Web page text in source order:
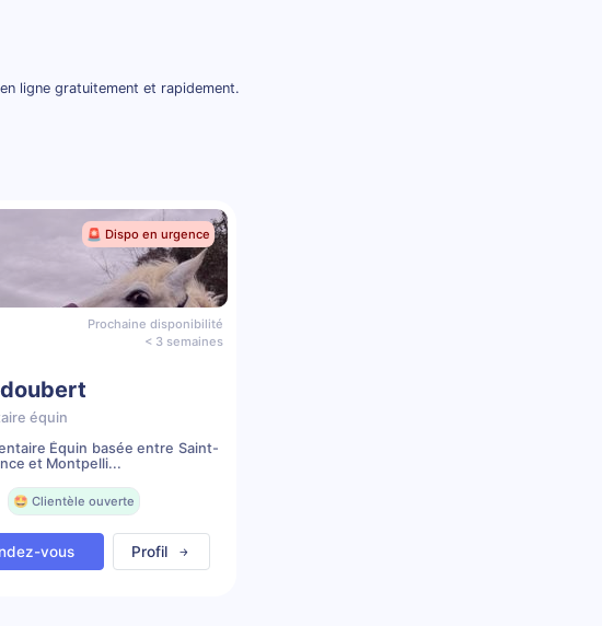
ligne gratuitement et rapidement.
🚨 Dispo en urgence
Prochaine disponibilité
< 3 semaines
équin
Équin basée entre Saint-
et Montpelli...
🤩 Clientèle ouverte
vous Profil